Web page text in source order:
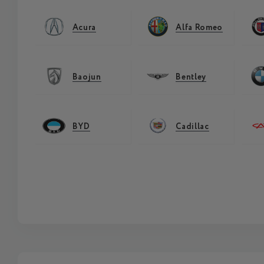
Acura Alfa Romeo
Baojun Bentley
BYD Cadillac